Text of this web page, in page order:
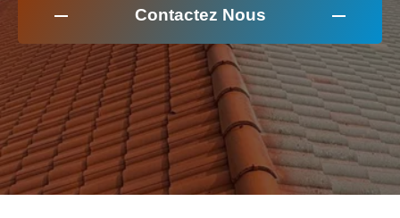
Contactez Nous